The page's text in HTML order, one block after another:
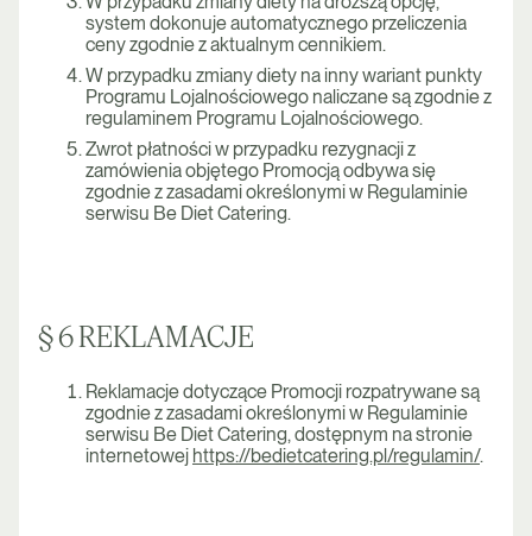
system dokonuje automatycznego przeliczenia
ceny zgodnie z aktualnym cennikiem.
W przypadku zmiany diety na inny wariant punkty
Programu Lojalnościowego naliczane są zgodnie z
regulaminem Programu Lojalnościowego.
Zwrot płatności w przypadku rezygnacji z
zamówienia objętego Promocją odbywa się
zgodnie z zasadami określonymi w Regulaminie
serwisu Be Diet Catering.
§ 6 REKLAMACJE
Reklamacje dotyczące Promocji rozpatrywane są
zgodnie z zasadami określonymi w Regulaminie
serwisu Be Diet Catering, dostępnym na stronie
internetowej https://bedietcatering.pl/regulamin/.